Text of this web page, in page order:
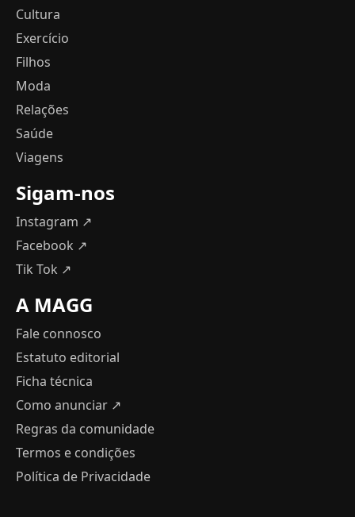
Cultura
Exercício
Filhos
Moda
Relações
Saúde
Viagens
Sigam-nos
Instagram ↗
Facebook ↗
Tik Tok ↗
A MAGG
Fale connosco
Estatuto editorial
Ficha técnica
Como anunciar ↗
Regras da comunidade
Termos e condições
Política de Privacidade